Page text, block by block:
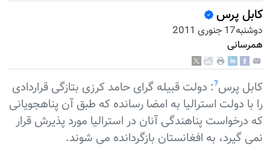
کابل پرس
دوشنبه17 جنوری 2011
همرسانی
کابل پرس?: دولت قبیله گرای حامد کرزی بتازگی قراردادی
را با دولت استرالیا به امضا رسانده که طبق آن پناهجویانی
که درخواست پناهندگی آنان در استرالیا مورد پذیرش قرار
نمی گیرد، به افغانستان بازگردانده می شوند.